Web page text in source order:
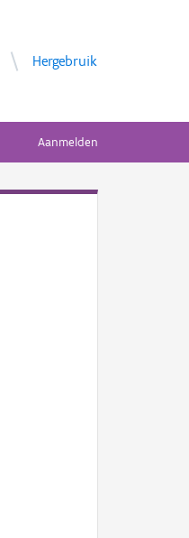
Hergebruik
Aanmelden